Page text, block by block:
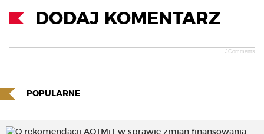
DODAJ KOMENTARZ
JComments
POPULARNE